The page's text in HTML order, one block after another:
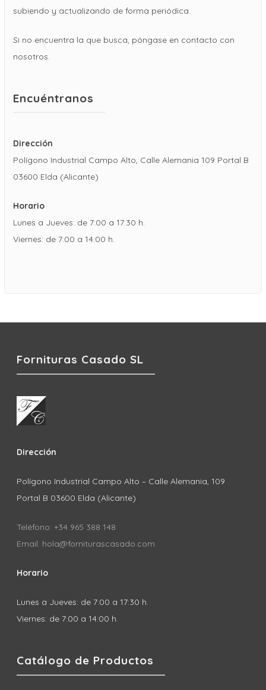
subiendo y actualizando de forma periódica.
Si no encuentra la que busca, póngase en contacto con
nosotros.
Encuéntranos
Dirección
Polígono Industrial Campo Alto, Calle Alemania 109 Portal B
03600 Elda (Alicante)
Horario
Lunes a Jueves: de 7:00 a 17:30 h.
Viernes: de 7:00 a 14:00 h.
Fornituras Casado SL
Dirección
Polígono Industrial Campo Alto – Calle Alemania, 109
Portal B 03600 Elda (Alicante)
Teléfono: +34 965 388 148
Email: hola@forniturascasado.com
Horario
Lunes a Jueves: de 7:00 a 17:30 h.
Viernes: de 7:00 a 14:00 h.
Catálogo de Productos